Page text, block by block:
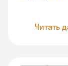
Читать